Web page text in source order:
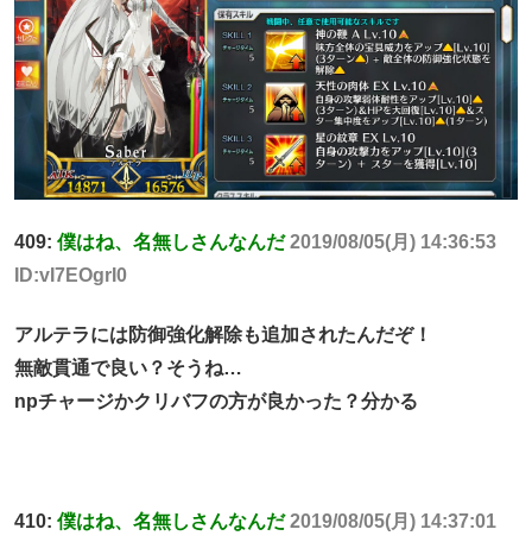
409: 僕はね、名無しさんなんだ 2019/08/05(月) 14:36:53
ID:vI7EOgrI0
アルテラには防御強化解除も追加されたんだぞ！
無敵貫通で良い？そうね…
npチャージかクリバフの方が良かった？分かる
410: 僕はね、名無しさんなんだ 2019/08/05(月) 14:37:01